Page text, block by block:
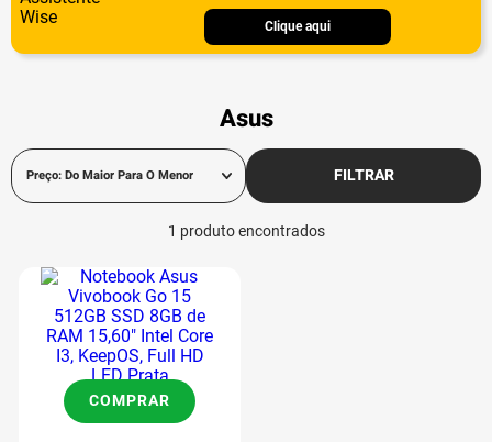
Clique aqui
Asus
Preço: Do Maior Para O Menor FILTRAR
1 produto
COMPRAR
5º